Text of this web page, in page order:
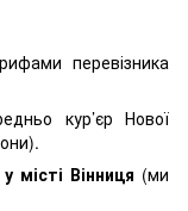
перевізника
кур’єр Нової
місті Вінниця (ми